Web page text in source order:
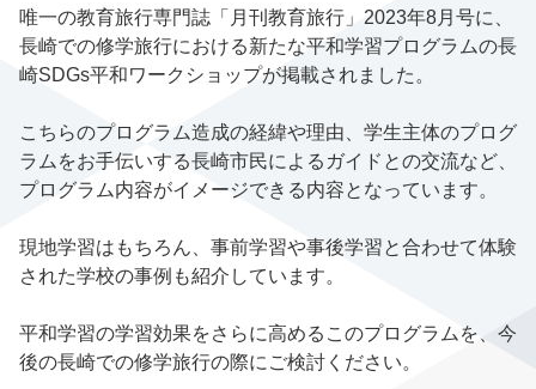
唯一の教育旅行専門誌「月刊教育旅行」2023年8月号に、
長崎での修学旅行における新たな平和学習プログラムの長
崎SDGs平和ワークショップが掲載されました。
こちらのプログラム造成の経緯や理由、学生主体のプログ
ラムをお手伝いする長崎市民によるガイドとの交流など、
プログラム内容がイメージできる内容となっています。
現地学習はもちろん、事前学習や事後学習と合わせて体験
された学校の事例も紹介しています。
平和学習の学習効果をさらに高めるこのプログラムを、今
後の長崎での修学旅行の際にご検討ください。